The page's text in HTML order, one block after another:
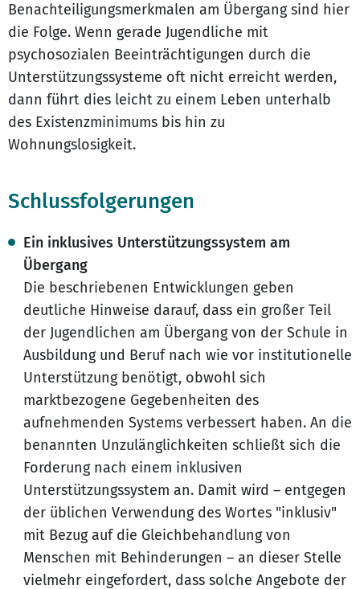
Benachteiligungsmerkmalen am Übergang sind hier
die Folge. Wenn gerade Jugendliche mit
psychosozialen Beeinträchtigungen durch die
Unterstützungssysteme oft nicht erreicht werden,
dann führt dies leicht zu einem Leben unterhalb
des Existenzminimums bis hin zu
Wohnungslosigkeit.
Schlussfolgerungen
Ein inklusives Unterstützungssystem am
Übergang
Die beschriebenen Entwicklungen geben
deutliche Hinweise darauf, dass ein großer Teil
der Jugendlichen am Übergang von der Schule in
Ausbildung und Beruf nach wie vor institutionelle
Unterstützung benötigt, obwohl sich
marktbezogene Gegebenheiten des
aufnehmenden Systems verbessert haben. An die
benannten Unzulänglichkeiten schließt sich die
Forderung nach einem inklusiven
Unterstützungssystem an. Damit wird – entgegen
der üblichen Verwendung des Wortes "inklusiv"
mit Bezug auf die Gleichbehandlung von
Menschen mit Behinderungen – an dieser Stelle
vielmehr eingefordert, dass solche Angebote der